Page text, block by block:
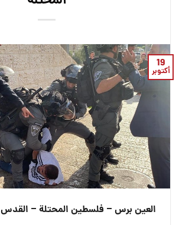
19
أكتوبر
العين برس – فلسطين المحتلة – القدس